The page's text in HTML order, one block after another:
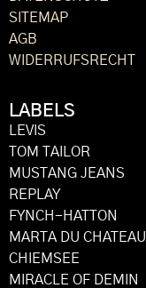
SITEMAP
AGB
WIDERRUFSRECHT
LABELS
LEVIS
TOM TAILOR
MUSTANG JEANS
REPLAY
FYNCH-HATTON
MARTA DU CHATEAU
CHIEMSEE
MIRACLE OF DEMIN